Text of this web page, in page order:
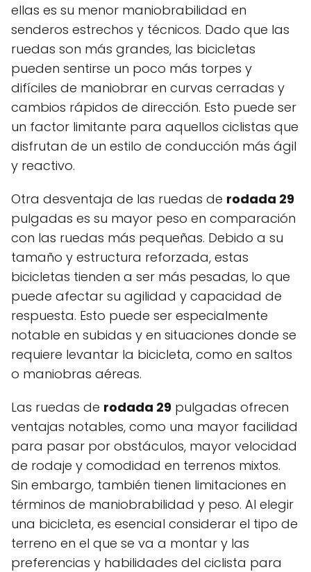
ellas es su menor maniobrabilidad en
senderos estrechos y técnicos. Dado que las
ruedas son más grandes, las bicicletas
pueden sentirse un poco más torpes y
difíciles de maniobrar en curvas cerradas y
cambios rápidos de dirección. Esto puede ser
un factor limitante para aquellos ciclistas que
disfrutan de un estilo de conducción más ágil
y reactivo.
Otra desventaja de las ruedas de rodada 29
pulgadas es su mayor peso en comparación
con las ruedas más pequeñas. Debido a su
tamaño y estructura reforzada, estas
bicicletas tienden a ser más pesadas, lo que
puede afectar su agilidad y capacidad de
respuesta. Esto puede ser especialmente
notable en subidas y en situaciones donde se
requiere levantar la bicicleta, como en saltos
o maniobras aéreas.
Las ruedas de rodada 29 pulgadas ofrecen
ventajas notables, como una mayor facilidad
para pasar por obstáculos, mayor velocidad
de rodaje y comodidad en terrenos mixtos.
Sin embargo, también tienen limitaciones en
términos de maniobrabilidad y peso. Al elegir
una bicicleta, es esencial considerar el tipo de
terreno en el que se va a montar y las
preferencias y habilidades del ciclista para